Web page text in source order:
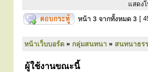
แสดง
หน้า 3 จากทั้งหมด 3 [
หน้าเว็บบอร์ด » กลุ่มสนทนา » สนทนาธร
ผู้ใช้งานขณะนี้